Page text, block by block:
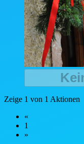
Zeige 1 von 1 Aktionen
«
1
»